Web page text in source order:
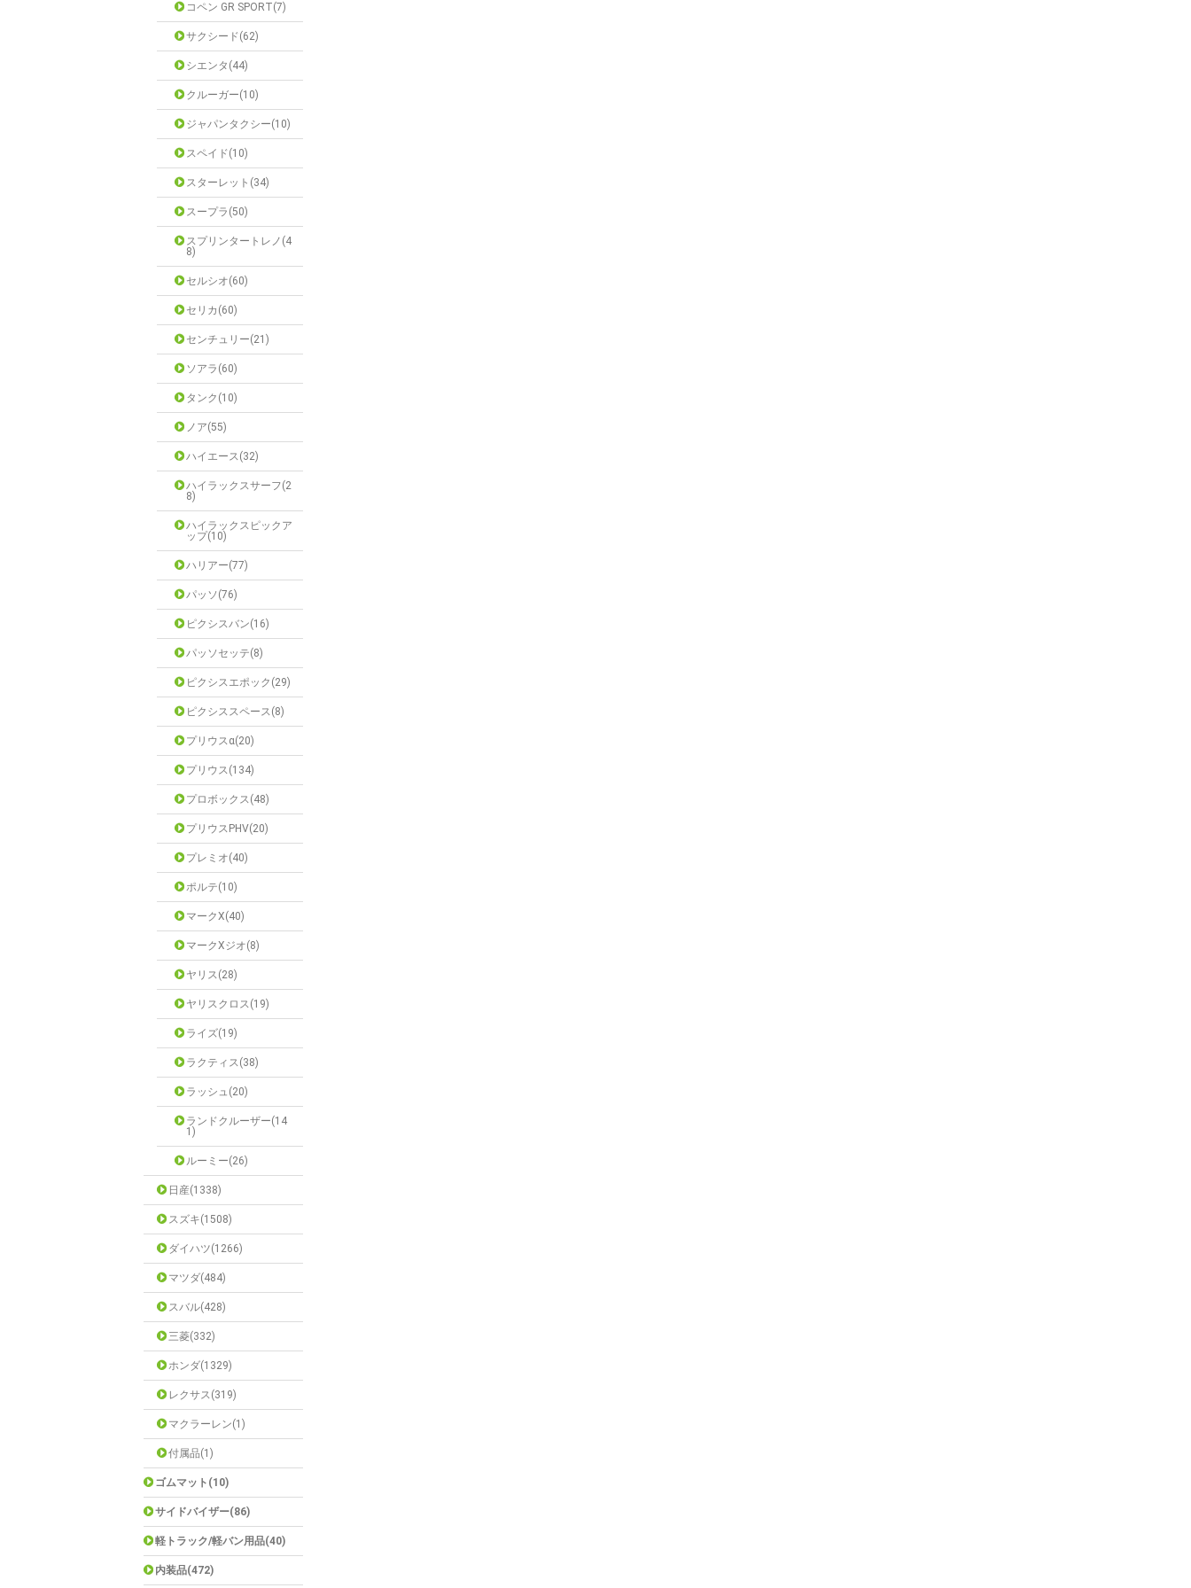
コペン GR SPORT(7)
サクシード(62)
シエンタ(44)
クルーガー(10)
ジャパンタクシー(10)
スペイド(10)
スターレット(34)
スープラ(50)
スプリンタートレノ(4
8)
セルシオ(60)
セリカ(60)
センチュリー(21)
ソアラ(60)
タンク(10)
ノア(55)
ハイエース(32)
ハイラックスサーフ(2
8)
ハイラックスピックア
ップ(10)
ハリアー(77)
パッソ(76)
ピクシスバン(16)
パッソセッテ(8)
ピクシスエポック(29)
ピクシススペース(8)
プリウスα(20)
プリウス(134)
プロボックス(48)
プリウスPHV(20)
プレミオ(40)
ポルテ(10)
マークX(40)
マークXジオ(8)
ヤリス(28)
ヤリスクロス(19)
ライズ(19)
ラクティス(38)
ラッシュ(20)
ランドクルーザー(14
1)
ルーミー(26)
日産(1338)
スズキ(1508)
ダイハツ(1266)
マツダ(484)
スバル(428)
三菱(332)
ホンダ(1329)
レクサス(319)
マクラーレン(1)
付属品(1)
ゴムマット(10)
サイドバイザー(86)
軽トラック/軽バン用品(40)
内装品(472)